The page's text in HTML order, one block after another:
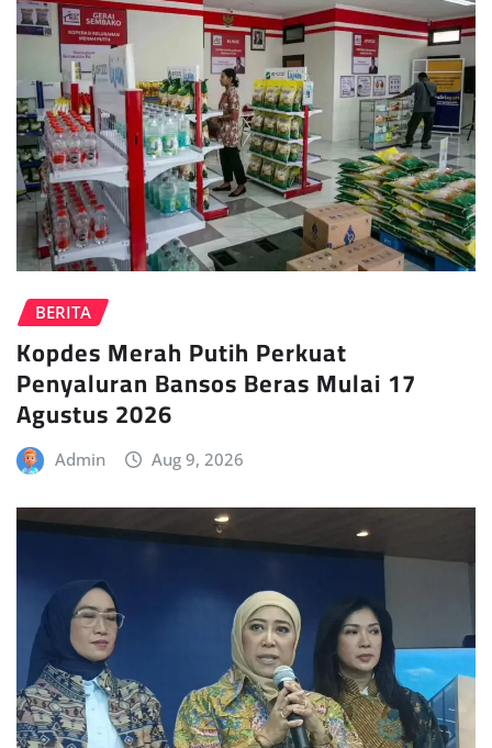
BERITA
Kopdes Merah Putih Perkuat
Penyaluran Bansos Beras Mulai 17
Agustus 2026
Admin Aug 9, 2026